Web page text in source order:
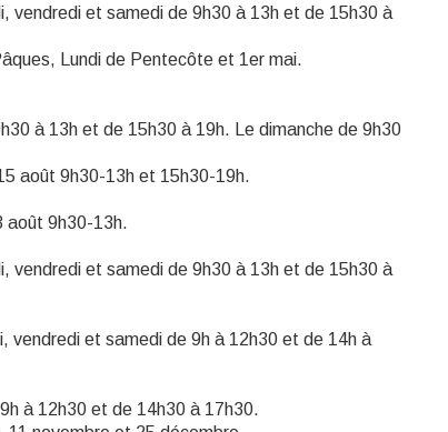
vendredi et samedi de 9h30 à 13h et de 15h30 à
Lundi de Pentecôte et 1er mai.
à 13h et de 15h30 à 19h. Le dimanche de 9h30
août 9h30-13h et 15h30-19h.
août 9h30-13h.
vendredi et samedi de 9h30 à 13h et de 15h30 à
vendredi et samedi de 9h à 12h30 et de 14h à
à 12h30 et de 14h30 à 17h30.